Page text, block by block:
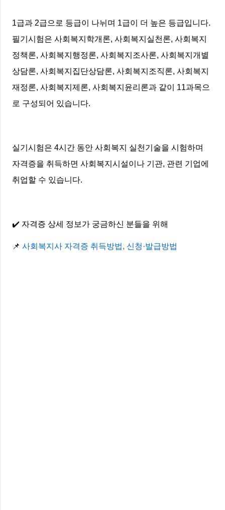
1급과 2급으로 등급이 나뉘며 1급이 더 높은 등급입니다.
필기시험은 사회복지학개론, 사회복지실천론, 사회복지
정책론, 사회복지행정론, 사회복지조사론, 사회복지개별
상담론, 사회복지집단상담론, 사회복지조직론, 사회복지
재정론, 사회복지제론, 사회복지윤리론과 같이 11과목으
로 구성되어 있습니다.
실기시험은 4시간 동안 사회복지 실천기술을 시험하며
자격증을 취득하면 사회복지시설이나 기관, 관련 기업에
취업할 수 있습니다.
✔️ 자격증 상세 정보가 궁금하신 분들을 위해
📌 사회복지사 자격증 취득방법, 신청·발급방법